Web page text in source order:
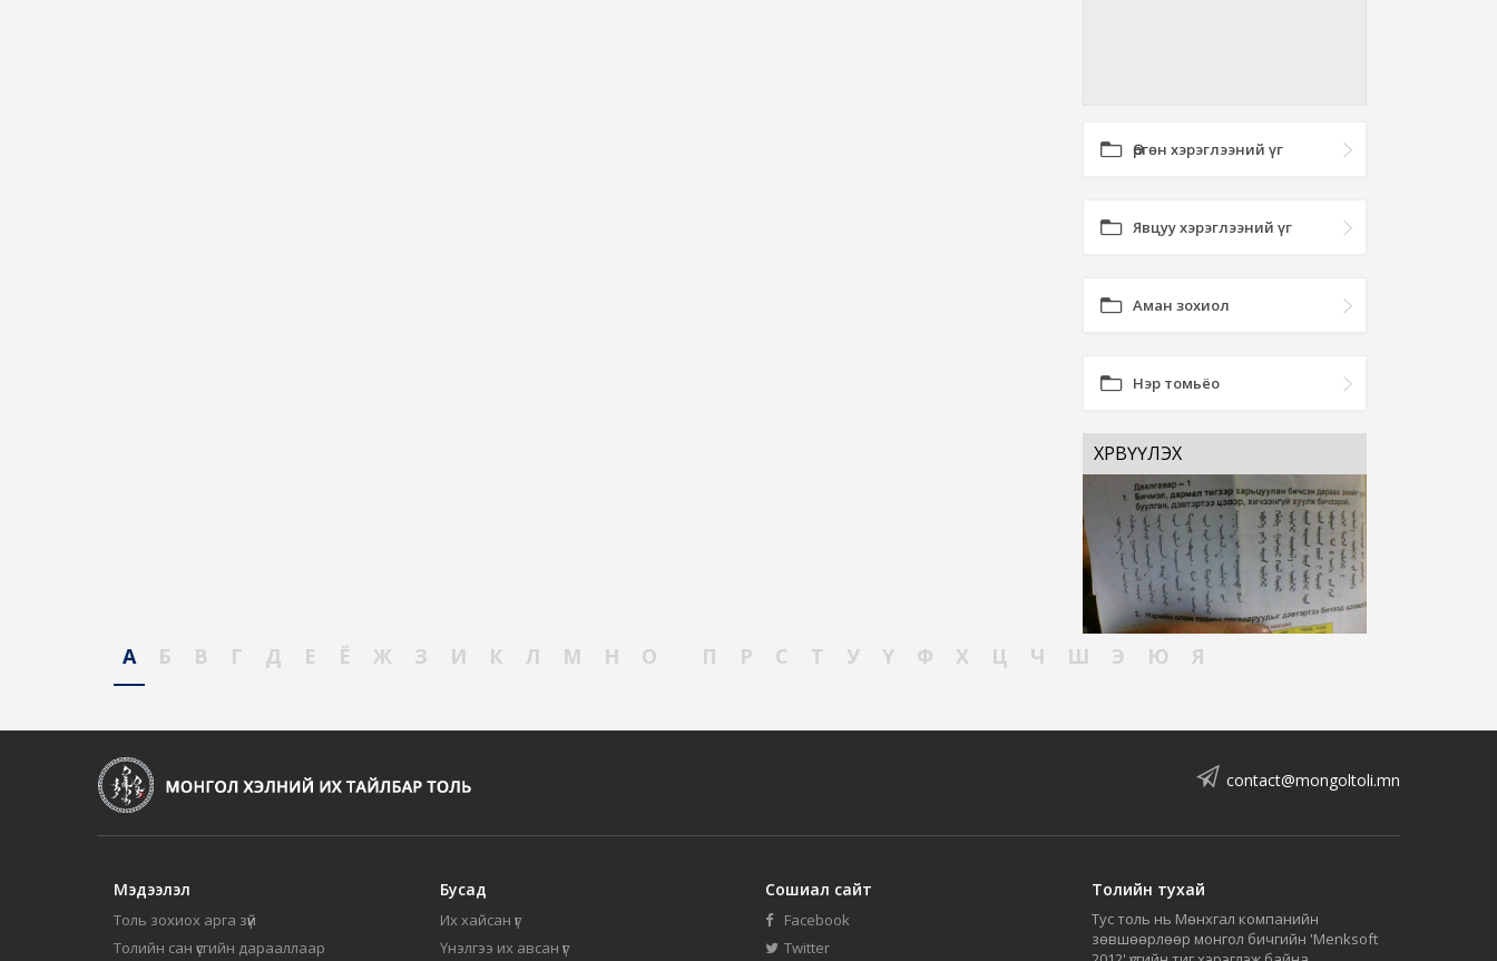
Өргөн хэрэглээний үг
Явцуу хэрэглээний үг
Аман зохиол
Нэр томьёо
ХӨРВҮҮЛЭХ
А Б В Г Д Е Ё Ж З И К Л М Н О П Р С Т У Ү Ф Х Ц Ч Ш Э Ю Я
contact@mongoltoli.mn
Мэдээлэл
Толь зохиох арга зүй
Толийн сан үсгийн дарааллаар
Бусад
Их хайсан үг
Үнэлгээ их авсан үг
Сошиал сайт
Facebook
Twitter
Толийн тухай
Тус толь нь Мөнхгал компанийн
зөвшөөрлөөр монгол бичгийн 'Menksoft